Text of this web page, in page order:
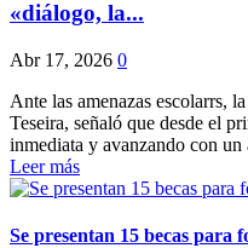
«diálogo, la...
Abr 17, 2026 0
Ante las amenazas escolarrs,
Teseira, señaló que desde el
inmediata y avanzando con
Leer más
Se presentan 15 becas para